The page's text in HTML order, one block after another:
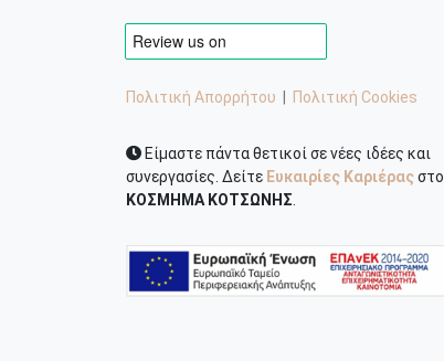
Πολιτική Απορρήτου Πολιτική Cookies
Είμαστε πάντα θετικοί σε νέες ιδέες και
συνεργασίες. Δείτε Ευκαιρίες Καριέραςστο
ΚΟΣΜΗΜΑ ΚΟΤΣΩΝΗΣ